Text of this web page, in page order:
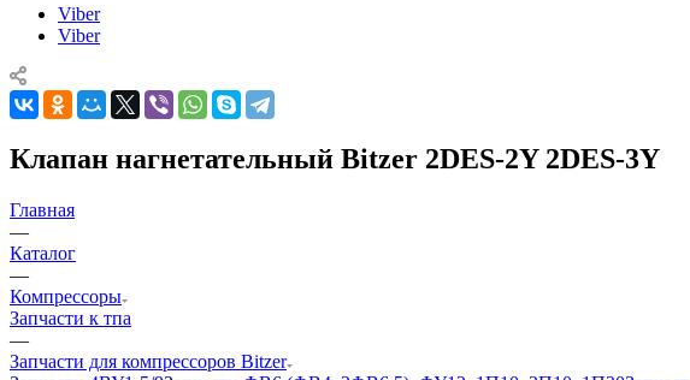
Viber
Viber
Клапан нагнетательный Bitzer 2DES-2Y 2DES-3Y
Главная
—
Каталог
—
Компрессоры
Запчасти к тпа
—
Запчасти для компрессоров Bitzer